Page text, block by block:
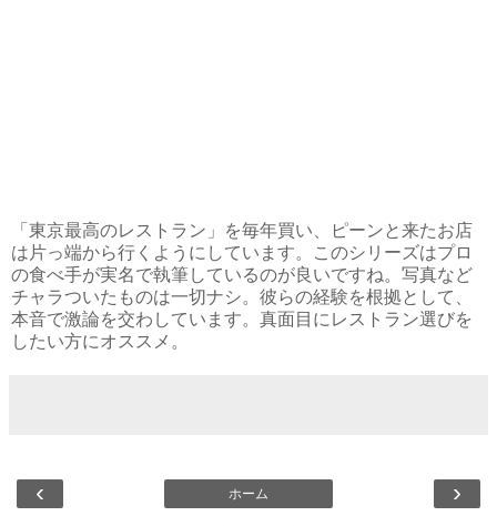
「東京最高のレストラン」を毎年買い、ピーンと来たお店
は片っ端から行くようにしています。このシリーズはプロ
の食べ手が実名で執筆しているのが良いですね。写真など
チャラついたものは一切ナシ。彼らの経験を根拠として、
本音で激論を交わしています。真面目にレストラン選びを
したい方にオススメ。
‹ ›
ホーム